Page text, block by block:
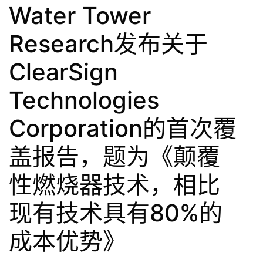
Water Tower
Research发布关于
ClearSign
Technologies
Corporation的首次覆
盖报告，题为《颠覆
性燃烧器技术，相比
现有技术具有80%的
成本优势》